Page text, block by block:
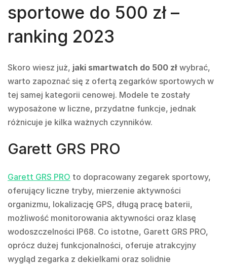
sportowe do 500 zł –
ranking 2023
Skoro wiesz już, jaki smartwatch do 500 zł wybrać,
warto zapoznać się z ofertą zegarków sportowych w
tej samej kategorii cenowej. Modele te zostały
wyposażone w liczne, przydatne funkcje, jednak
różnicuje je kilka ważnych czynników.
Garett GRS PRO
Garett GRS PRO to dopracowany zegarek sportowy,
oferujący liczne tryby, mierzenie aktywności
organizmu, lokalizację GPS, długą pracę baterii,
możliwość monitorowania aktywności oraz klasę
wodoszczelności IP68. Co istotne, Garett GRS PRO,
oprócz dużej funkcjonalności, oferuje atrakcyjny
wygląd zegarka z dekielkami oraz solidnie